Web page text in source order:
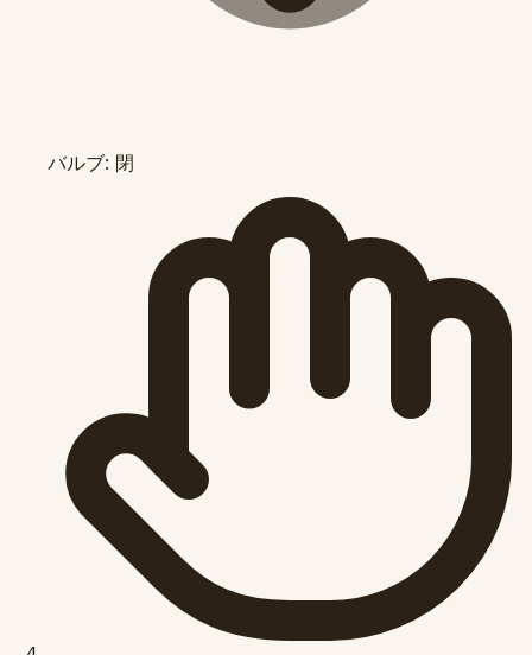
バルブ: 閉